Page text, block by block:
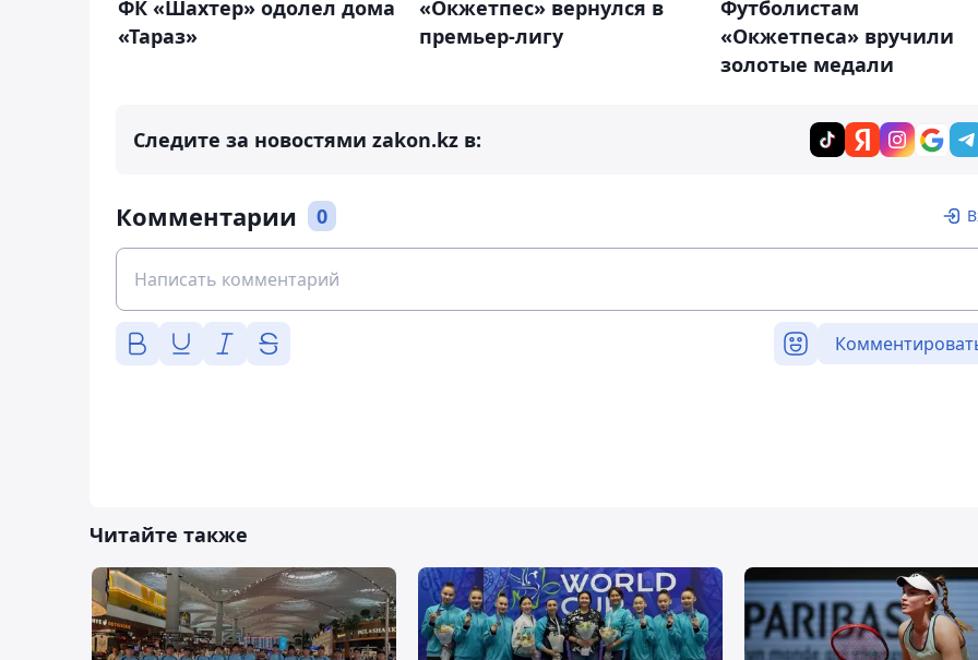
ФК «Шахтер» одолел дома
«Тараз»
«Окжетпес» вернулся в
премьер-лигу
Футболистам
«Окжетпеса» вручили
золотые медали
Следите за новостями zakon.kz в:
Комментарии 0
Читайте также